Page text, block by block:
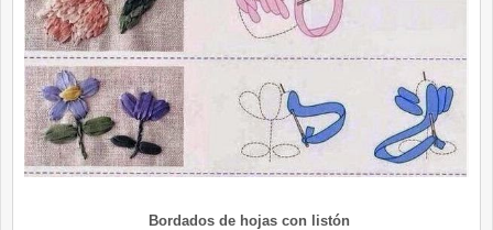
Bordados de hojas con listón